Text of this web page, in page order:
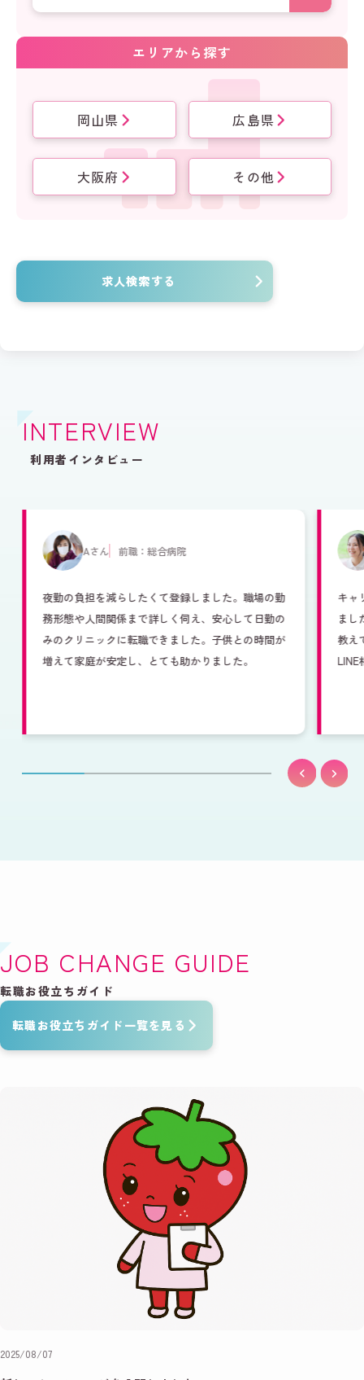
エリアから探す
岡山県 広島県
大阪府 その他
求人検索する
INTERVIEW
利用者インタビュー
Aさん 前職：総合病院
夜勤の負担を減らしたくて登録しました。職場の勤
務形態や人間関係まで詳しく伺え、安心して日勤の
みのクリニックに転職できました。子供との時間が
増えて家庭が安定し、とても助かりました。
キャ
まし
教え
JOB CHANGE GUIDE
転職お役立ちガイド
転職お役立ちガイド一覧を見る
2025/08/07